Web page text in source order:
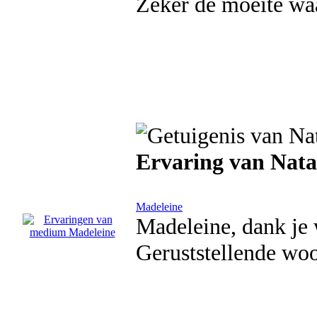
Ervaring van
Madeleine
Madeleine, dank
Geruststellende